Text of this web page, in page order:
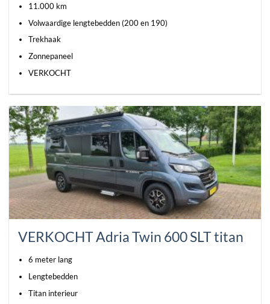
11.000 km
Volwaardige lengtebedden (200 en 190)
Trekhaak
Zonnepaneel
VERKOCHT
VERKOCHT Adria Twin 600 SLT titan
6 meter lang
Lengtebedden
Titan interieur